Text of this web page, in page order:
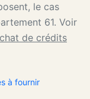
le cas
61. Voir
de crédits
à fournir